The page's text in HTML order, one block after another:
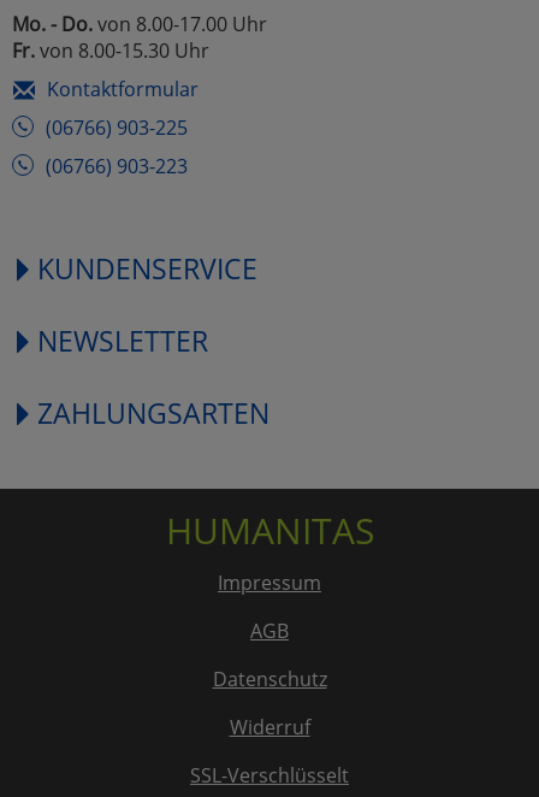
Mo. - Do.von 8.00-17.00 Uhr
Fr.von 8.00-15.30 Uhr
Kontaktformular
(06766) 903-225
(06766) 903-223
KUNDENSERVICE
NEWSLETTER
ZAHLUNGSARTEN
HUMANITAS
Impressum
AGB
Datenschutz
Widerruf
SSL-Verschlüsselt